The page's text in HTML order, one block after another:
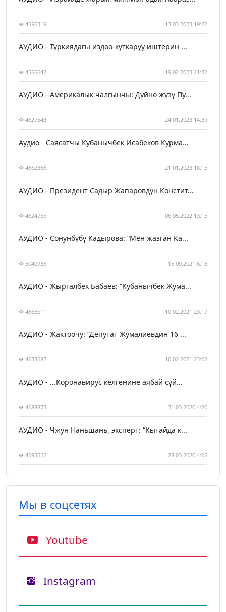
4596319 13.03.2023 19:22
АУДИО - Түркиядагы издөө-куткаруу иштерин ...
4566642 19.02.2023 21:32
АУДИО - Америкалык чалгынчы: Дүйнө жүзү Пу...
4627543 24.01.2023 14:39
Аудио - Саясатчы Кубанычбек Исабеков Курма...
4662366 21.01.2023 18:15
АУДИО - Президент Садыр Жапаровдун Констит...
4624755 06.05.2022 13:15
АУДИО - Сонунбүбү Кадырова: “Мен жазган Ка...
5040933 15.09.2021 6:18
АУДИО - Жыргалбек Бабаев: “Кубанычбек Жума...
4663511 10.02.2021 23:17
АУДИО - Жактоочу: “Депутат Жумалиевдин 16 ...
4633682 10.02.2021 23:02
АУДИО - ...Коронавирус келгенине аябай сүй...
4688873 31.03.2020 4:20
АУДИО - Чжун Наньшань, эксперт: “Кытайда к...
4593552 28.03.2020 4:05
Мы в соцсетях
Youtube
Instagram